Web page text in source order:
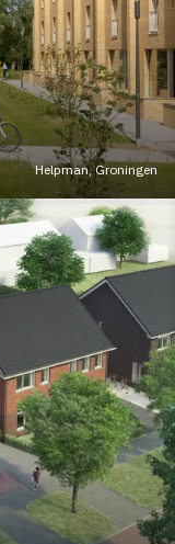
Helpman, Groningen